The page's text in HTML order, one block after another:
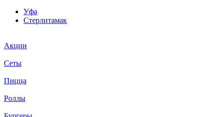
Уфа
Стерлитамак
Акции
Сеты
Пицца
Роллы